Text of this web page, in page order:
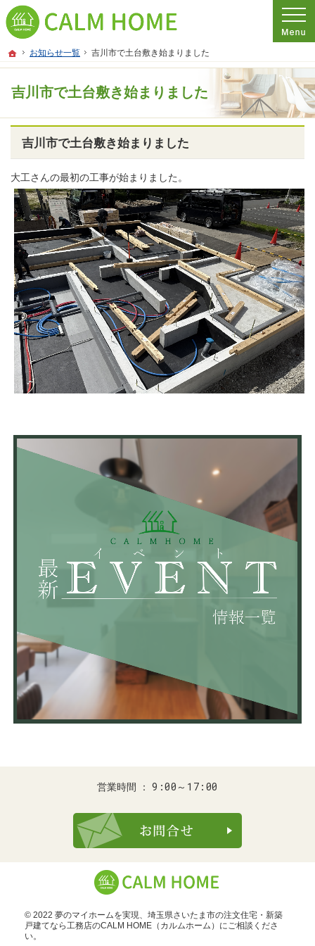
ホーム
お知らせ一覧 吉川市で土台敷き始まりました
吉川市で土台敷き始まりました
プロの目線からご提案。埼玉県さいたま市の注文住宅・新築戸建てを手がける工
埼玉県さいたま市の新築・注文住宅・新築戸建てを手がける工務店ならCALM
吉川市で土台敷き始まりました
大工さんの最初の工事が始まりました。
営業時間 9:00～17:00
© 2022 夢のマイホームを実現、 埼玉県さいたま市の注文住宅・新築
戸建てなら工務店のCALM HOME（カルムホーム） にご相談くださ
い。